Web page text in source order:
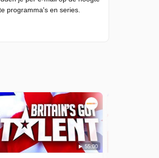
programma's en series.
55:00